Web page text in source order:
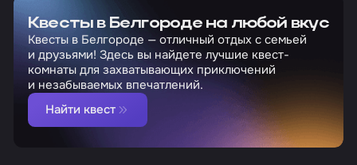
Квесты в Белгороде на любой вкус
Квесты в Белгороде — отличный отдых с семьей
и друзьями! Здесь вы найдете лучшие квест-
комнаты для захватывающих приключений
и незабываемых впечатлений.
Найти квест